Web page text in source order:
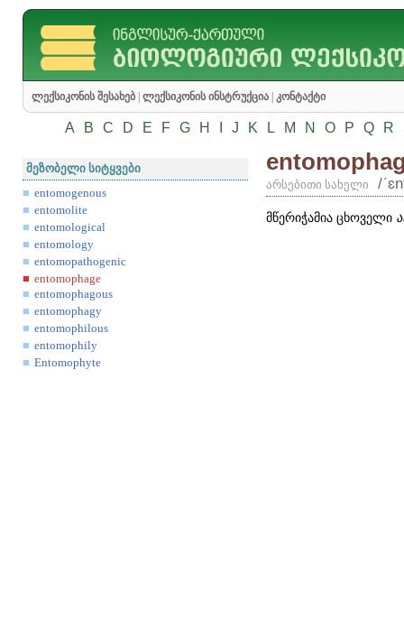
ლექსიკონის შესახებ ლექსიკონის ინსტრუქცია კონტაქტი
A B C D E F G H J K L M N O P Q R
მეზობელი სიტყვები
entomogenous
entomolite
entomological
entomology
entomopathogenic
entomophage
entomophagous
entomophagy
entomophilous
entomophily
Entomophyte
არსებითი სახელი /
მწერიჭამია ცხოველი